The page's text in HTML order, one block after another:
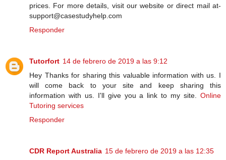
prices. For more details, visit our website or direct mail at-
support@casestudyhelp.com
Responder
Tutorfort 14 de febrero de 2019 a las 9:12
Hey Thanks for sharing this valuable information with us. I
will come back to your site and keep sharing this
information with us. I'll give you a link to my site. Online
Tutoring services
Responder
CDR Report Australia 15 de febrero de 2019 a las 12:35